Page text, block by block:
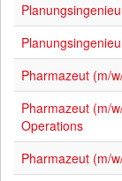
Pharmazeut (m/
Pharmazeut (m/
Operations
Pharmazeut (m/